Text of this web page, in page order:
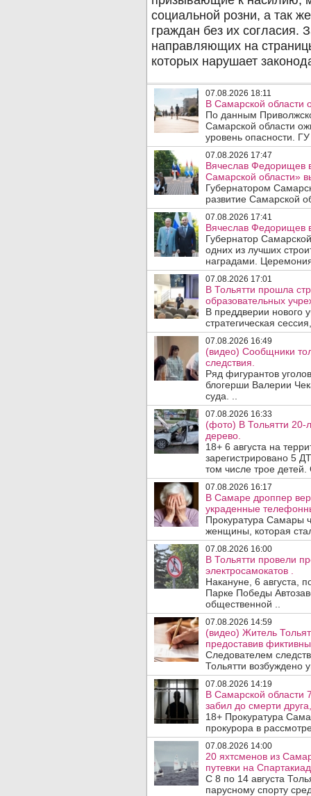
07.08.2026 18:11
В Самарской области
По данным
Самарской области
уровень опасности.
07.08.2026 17:47
Вячеслав Федорищев
Самарской области»
Губернатором
развитие Самарской
07.08.2026 17:41
Вячеслав Федорищев
Губернатор
одних из лучших
наградами.
07.08.2026 17:01
В Тольятти прошла
образовательных
В преддверии нового
стратегическая
07.08.2026 16:49
(видео) Сообщники
следствия.
Ряд фигурантов
блогерши Валерии
суда. ..
07.08.2026 16:33
(фото) В Тольятти 20-
дерево.
18+ 6 августа на
зарегистрировано 5
том числе трое
07.08.2026 16:17
В Самаре дроппер
украденные
Прокуратура Самары
женщины, которая
07.08.2026 16:00
В Тольятти провели
электросамокатов .
Накануне, 6 августа,
Парке Победы
общественной ..
07.08.2026 14:59
(видео) Житель
предоставив
Следователем
Тольятти возбуждено
07.08.2026 14:19
В Самарской области
забил до смерти
18+ Прокуратура
прокурора в
07.08.2026 14:00
20 яхтсменов из
путевки на
С 8 по 14 августа
парусному спорту